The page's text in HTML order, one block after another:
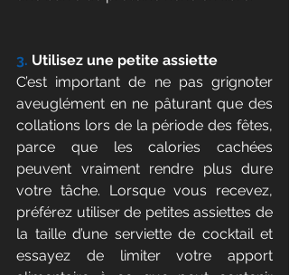
3. Utilisez une petite assiette
C’est important de ne pas grignoter
aveuglément en ne pâturant que des
collations lors de la période des fêtes,
parce que les calories cachées
peuvent vraiment rendre plus dure
votre tâche. Lorsque vous recevez,
préférez utiliser de petites assiettes de
la taille d’une serviette de cocktail et
essayez de limiter votre apport